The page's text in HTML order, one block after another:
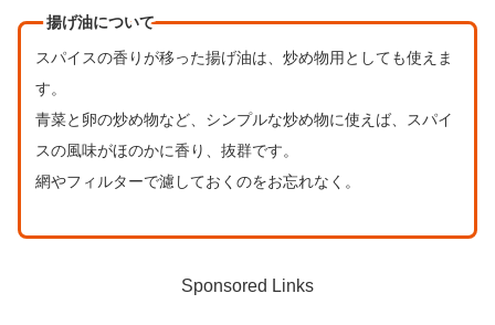
揚げ油について
スパイスの香りが移った揚げ油は、炒め物用としても使えま
す。
青菜と卵の炒め物など、シンプルな炒め物に使えば、スパイ
スの風味がほのかに香り、抜群です。
網やフィルターで濾しておくのをお忘れなく。
Sponsored Links